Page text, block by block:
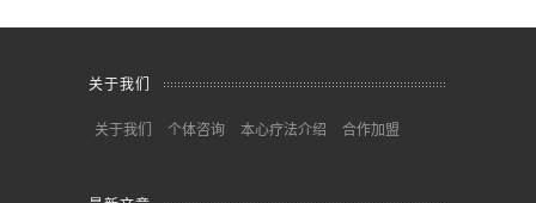
关于我们
关于我们 个体咨询 本心疗法介绍 合作加盟